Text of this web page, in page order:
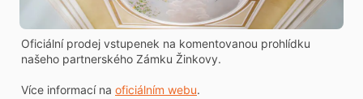
Oficiální prodej vstupenek na komentovanou prohlídku
našeho partnerského Zámku Žinkovy.
Více informací na oficiálním webu.